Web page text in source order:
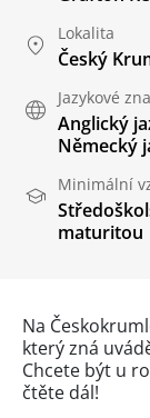
Lokalita
Český
Jazykové
Anglický
Německý
Minimální
maturitou
Na
který zná
Chcete být u
čtěte dál!